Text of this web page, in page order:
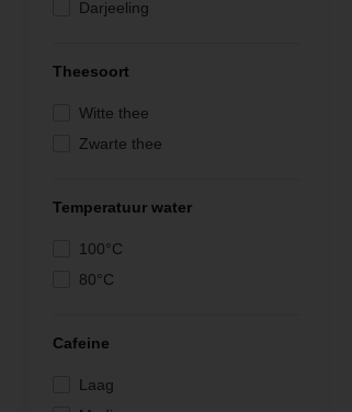
Darjeeling
Theesoort
Witte thee
Zwarte thee
Temperatuur water
100°C
80°C
Cafeine
Laag